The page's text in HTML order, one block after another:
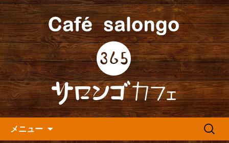
人形町の『365(サロンゴ)カフ
ェ』よりお知らせ
人形町の音楽カフェ『365カフェ』より
最新情報をお届けします。
メニュー
検